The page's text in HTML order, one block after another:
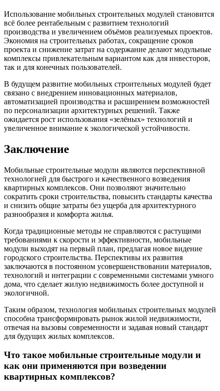
Использование мобильных строительных модулей становится
всё более рентабельным с развитием технологий
производства и увеличением объёмов реализуемых проектов.
Экономия на строительных работах, сокращение сроков
проекта и снижение затрат на содержание делают модульные
комплексы привлекательным вариантом как для инвесторов,
так и для конечных пользователей.
В будущем развитие мобильных строительных модулей будет
связано с внедрением инновационных материалов,
автоматизацией производства и расширением возможностей
по персонализации архитектурных решений. Также
ожидается рост использования «зелёных» технологий и
увеличенное внимание к экологической устойчивости.
Заключение
Мобильные строительные модули являются перспективной
технологией для быстрого и качественного возведения
квартирных комплексов. Они позволяют значительно
сократить сроки строительства, повысить стандарты качества
и снизить общие затраты без ущерба для архитектурного
разнообразия и комфорта жилья.
Когда традиционные методы не справляются с растущими
требованиями к скорости и эффективности, мобильные
модули выходят на первый план, предлагая новое видение
городского строительства. Перспективы их развития
заключаются в постоянном усовершенствовании материалов,
технологий и интеграции с современными системами умного
дома, что сделает жилую недвижимость более доступной и
экологичной.
Таким образом, технология мобильных строительных модулей
способна трансформировать рынок жилой недвижимости,
отвечая на вызовы современности и задавая новый стандарт
для будущих жилых комплексов.
Что такое мобильные строительные модули и
как они применяются при возведении
квартирных комплексов?